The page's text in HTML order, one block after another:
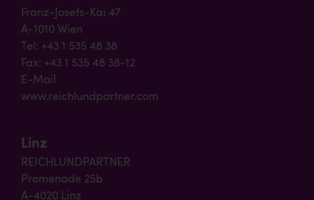
Franz-Josefs-Kai 47
A-1010 Wien
Tel: +43 1 535 48 38
Fax: +43 1 535 48 38-12
E-Mail
www.reichlundpartner.com
Linz
REICHLUNDPARTNER
Promenade 25b
A-4020 Linz